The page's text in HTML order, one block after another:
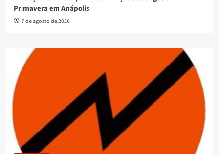
Primavera em Anápolis
7 de agosto de 2026